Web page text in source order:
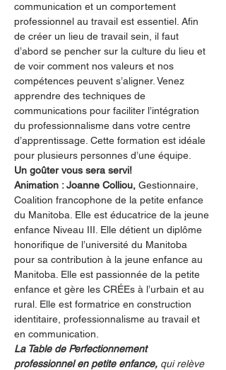
communication et un comportement
professionnel au travail est essentiel. Afin
de créer un lieu de travail sein, il faut
d’abord se pencher sur la culture du lieu et
de voir comment nos valeurs et nos
compétences peuvent s’aligner. Venez
apprendre des techniques de
communications pour faciliter l’intégration
du professionnalisme dans votre centre
d’apprentissage. Cette formation est idéale
pour plusieurs personnes d’une équipe.
Un goûter vous sera servi!
Animation : Joanne Colliou, Gestionnaire,
Coalition francophone de la petite enfance
du Manitoba. Elle est éducatrice de la jeune
enfance Niveau III. Elle détient un diplôme
honorifique de l’université du Manitoba
pour sa contribution à la jeune enfance au
Manitoba. Elle est passionnée de la petite
enfance et gère les CRÉEs à l’urbain et au
rural. Elle est formatrice en construction
identitaire, professionnalisme au travail et
en communication.
La Table de Perfectionnement
professionnel en petite enfance, qui relève